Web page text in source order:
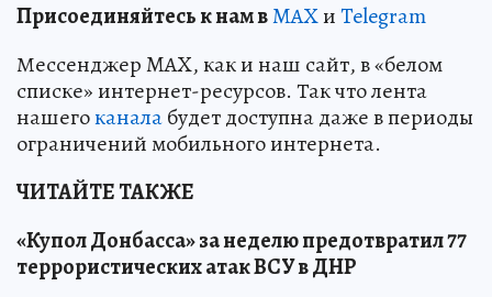
Присоединяйтесь к нам вMAXиTelegram
Мессенджер MAX, как и наш сайт, в «белом
списке» интернет-ресурсов. Так что лента
нашегоканалабудет доступна даже в периоды
ограничений мобильного интернета.
ЧИТАЙТЕ ТАКЖЕ
«Купол Донбасса» за неделю предотвратил 77
террористических атак ВСУ в ДНР